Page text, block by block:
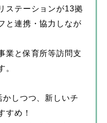
ステーションが13拠
と連携・協力しなが
業と保育所等訪問支
。
しつつ、新しいチ
すめ！